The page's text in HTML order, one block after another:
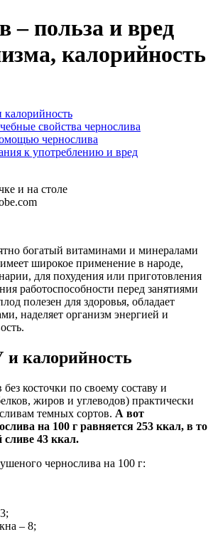
– польза и вред
калорийность
свойства чернослива
чернослива
к употреблению и вред
богатый витаминами и минералами
широкое применение в народе,
для похудения или приготовления
работоспособности перед занятиями
полезен для здоровья, обладает
наделяет организм энергией и
калорийность
косточки по своему составу и
жиров и углеводов) практически
темных сортов. А вот
на 100 г равняется 253 ккал, в то
43 ккал.
чернослива на 100 г:
– 8;